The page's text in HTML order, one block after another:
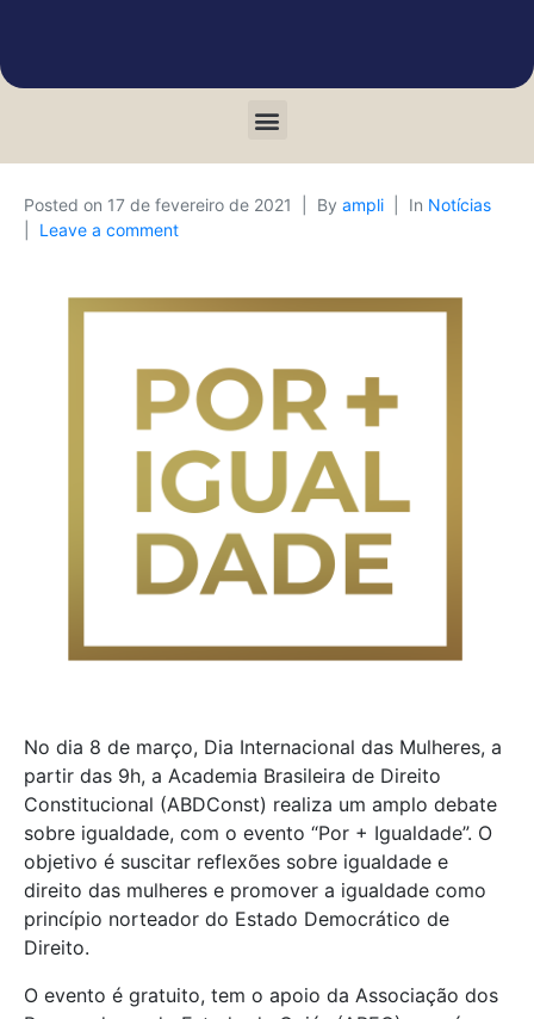
Posted on 17 de fevereiro de 2021 By ampli In Notícias
Leave a comment
No dia 8 de março, Dia Internacional das Mulheres, a
partir das 9h, a Academia Brasileira de Direito
Constitucional (ABDConst) realiza um amplo debate
sobre igualdade, com o evento “Por + Igualdade”. O
objetivo é suscitar reflexões sobre igualdade e
direito das mulheres e promover a igualdade como
princípio norteador do Estado Democrático de
Direito.
O evento é gratuito, tem o apoio da Associação dos